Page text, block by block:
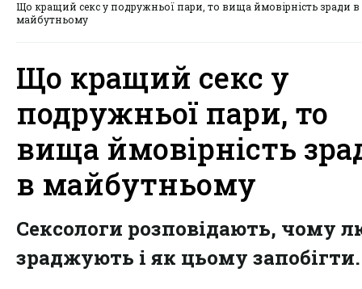
Що кращий секс у подружньої пари, то вища ймовірність зради в
майбутньому
Що кращий секс у
подружньої пари, то
вища ймовірність
в майбутньому
Сексологи розповідають, чому
зраджують і як цьому запобігти.